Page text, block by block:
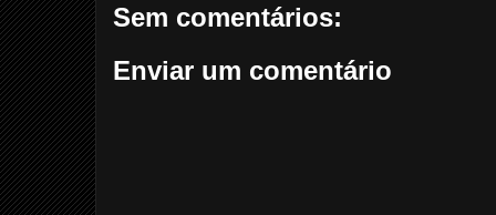
Sem comentários:
Enviar um comentário